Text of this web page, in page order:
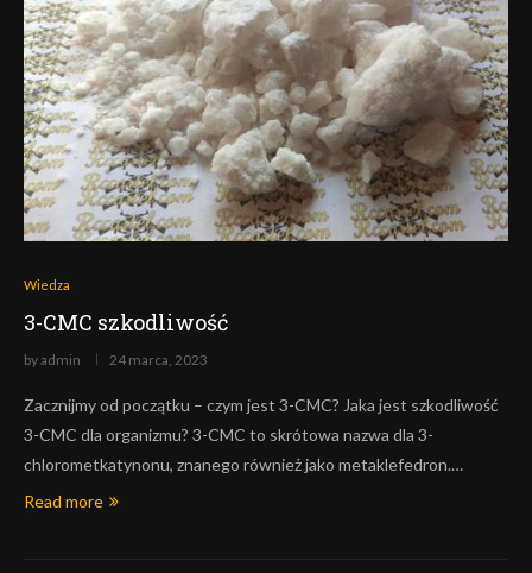
Wiedza
3-CMC szkodliwość
byadmin 24 marca, 2023
Zacznijmy od początku – czym jest 3-CMC? Jaka jest szkodliwość
3-CMC dla organizmu? 3-CMC to skrótowa nazwa dla 3-
chlorometkatynonu, znanego również jako metaklefedron.…
Read more